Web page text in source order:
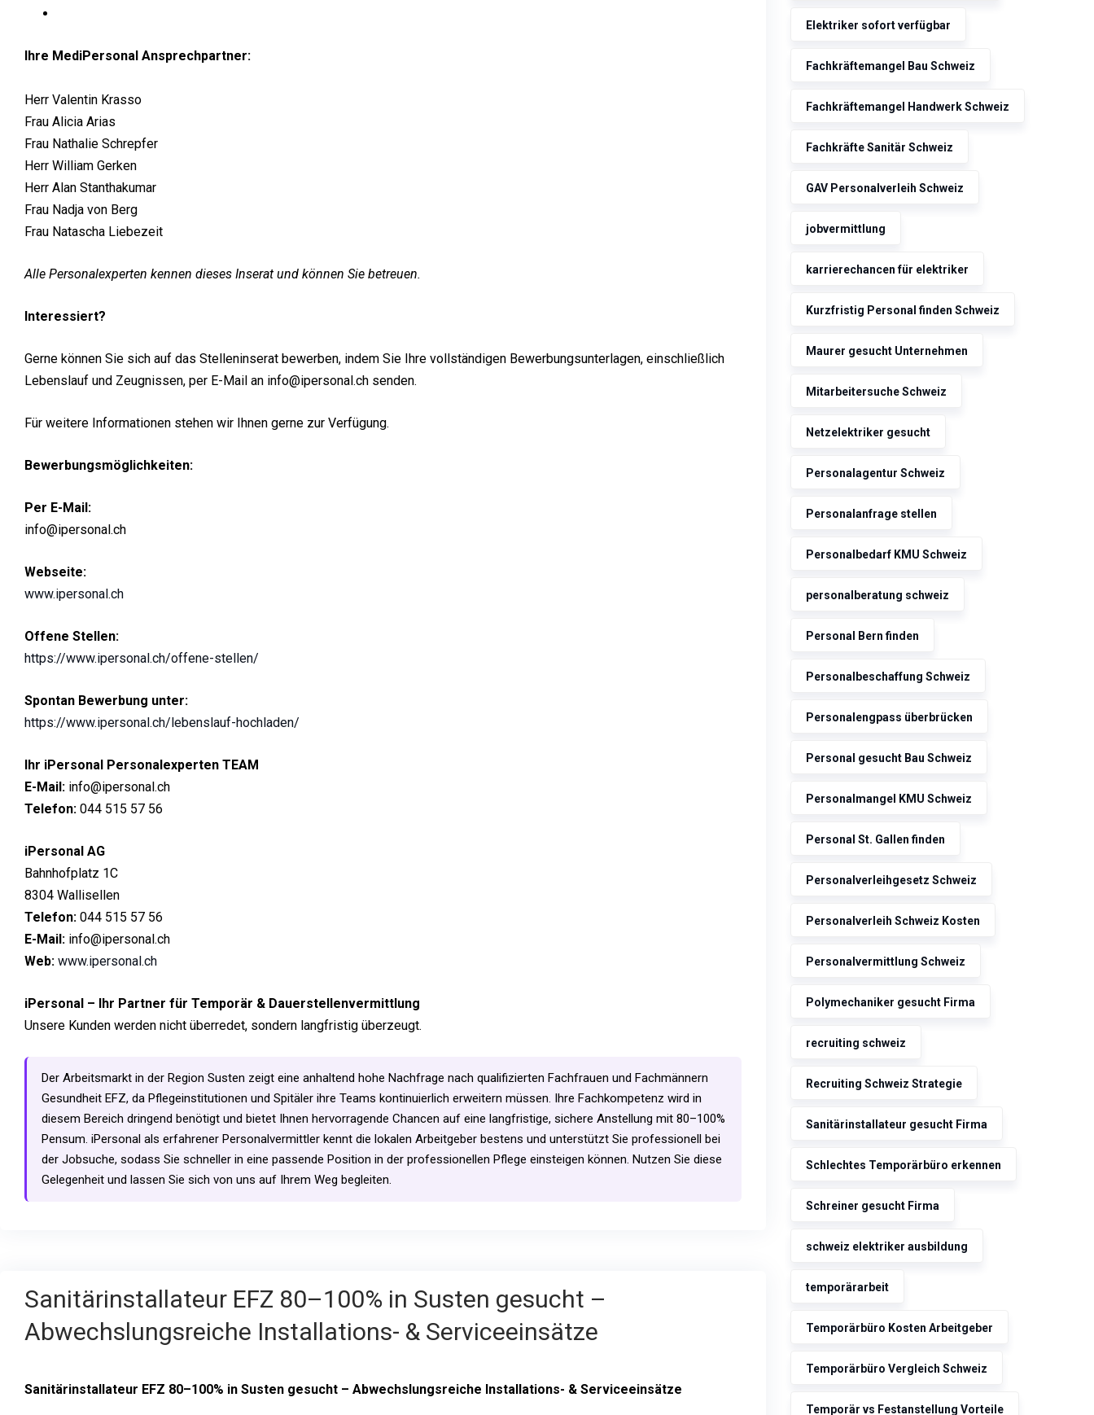
Ihre MediPersonal Ansprechpartner:
Herr Valentin Krasso
Frau Alicia Arias
Frau Nathalie Schrepfer
Herr William Gerken
Herr Alan Stanthakumar
Frau Nadja von Berg
Frau Natascha Liebezeit
Alle Personalexperten kennen dieses Inserat und können Sie betreuen.
Interessiert?
Gerne können Sie sich auf das Stelleninserat bewerben, indem Sie Ihre vollständigen Bewerbungsunterlagen, einschließlich
Lebenslauf und Zeugnissen, per E-Mail an info@ipersonal.ch senden.
Für weitere Informationen stehen wir Ihnen gerne zur Verfügung.
Bewerbungsmöglichkeiten:
Per E-Mail:
info@ipersonal.ch
Webseite:
www.ipersonal.ch
Offene Stellen:
https://www.ipersonal.ch/offene-stellen/
Spontan Bewerbung unter:
https://www.ipersonal.ch/lebenslauf-hochladen/
Ihr iPersonal Personalexperten TEAM
E-Mail: info@ipersonal.ch
Telefon: 044 515 57 56
iPersonal AG
Bahnhofplatz 1C
8304 Wallisellen
Telefon: 044 515 57 56
E-Mail: info@ipersonal.ch
Web: www.ipersonal.ch
iPersonal – Ihr Partner für Temporär & Dauerstellenvermittlung
Unsere Kunden werden nicht überredet, sondern langfristig überzeugt.
Der Arbeitsmarkt in der Region Susten zeigt eine anhaltend hohe Nachfrage nach qualifizierten Fachfrauen und Fachmännern
Gesundheit EFZ, da Pflegeinstitutionen und Spitäler ihre Teams kontinuierlich erweitern müssen. Ihre Fachkompetenz wird in
diesem Bereich dringend benötigt und bietet Ihnen hervorragende Chancen auf eine langfristige, sichere Anstellung mit 80–100%
Pensum. iPersonal als erfahrener Personalvermittler kennt die lokalen Arbeitgeber bestens und unterstützt Sie professionell bei
der Jobsuche, sodass Sie schneller in eine passende Position in der professionellen Pflege einsteigen können. Nutzen Sie diese
Gelegenheit und lassen Sie sich von uns auf Ihrem Weg begleiten.
Sanitärinstallateur EFZ 80–100% in Susten gesucht –
Abwechslungsreiche Installations- & Serviceeinsätze
Sanitärinstallateur EFZ 80–100% in Susten gesucht – Abwechslungsreiche Installations- & Serviceeinsätze
Elektriker sofort verfügbar
Fachkräftemangel Bau Schweiz
Fachkräftemangel Handwerk Schweiz
Fachkräfte Sanitär Schweiz
GAV Personalverleih Schweiz
jobvermittlung
karrierechancen für elektriker
Kurzfristig Personal finden Schweiz
Maurer gesucht Unternehmen
Mitarbeitersuche Schweiz
Netzelektriker gesucht
Personalagentur Schweiz
Personalanfrage stellen
Personalbedarf KMU Schweiz
personalberatung schweiz
Personal Bern finden
Personalbeschaffung Schweiz
Personalengpass überbrücken
Personal gesucht Bau Schweiz
Personalmangel KMU Schweiz
Personal St. Gallen finden
Personalverleihgesetz Schweiz
Personalverleih Schweiz Kosten
Personalvermittlung Schweiz
Polymechaniker gesucht Firma
recruiting schweiz
Recruiting Schweiz Strategie
Sanitärinstallateur gesucht Firma
Schlechtes Temporärbüro erkennen
Schreiner gesucht Firma
schweiz elektriker ausbildung
temporärarbeit
Temporärbüro Kosten Arbeitgeber
Temporärbüro Vergleich Schweiz
Temporär vs Festanstellung Vorteile